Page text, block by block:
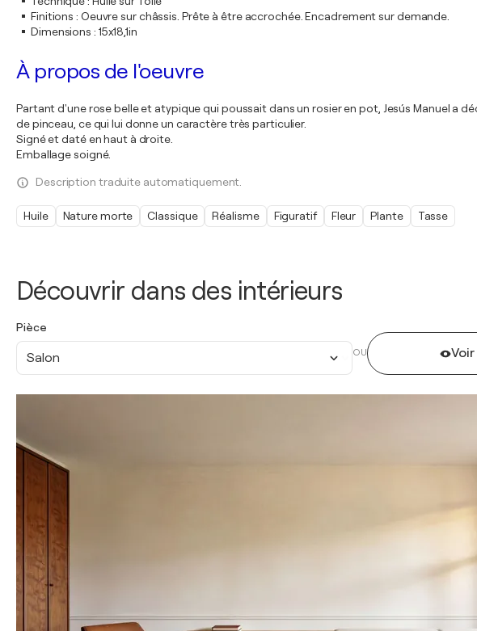
Découvrir dans des intérieurs
Pièce
Salon OU
Finitions : Oeuvre sur châssis. Prête à être accrochée. Encadrement sur demande.
Dimensions : 15x18,1in
À propos de l'oeuvre
Partant d'une rose belle et atypique qui poussait dans un rosier en pot, Jesús Manuel a
de pinceau, ce qui lui donne un caractère très particulier.
Signé et daté en haut à droite.
Emballage soigné.
Description traduite automatiquement.
Huile Nature morte Classique Réalisme Figuratif Fleur Plante Tasse